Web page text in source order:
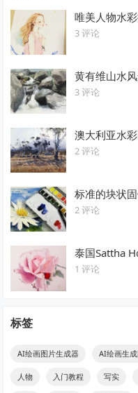
唯美人物水
3 评论
黄有维山水
3 评论
澳大利亚水
2 评论
标准的块状
2 评论
泰国Sattha
1 评论
标签
AI绘画图片生成器 AI绘画生
人物 入门教程 写实